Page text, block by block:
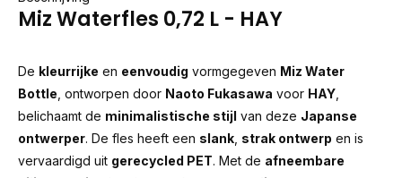
Miz Waterfles 0,72 L - HAY
De kleurrijke en eenvoudig vormgegeven Miz Water
Bottle , ontworpen door Naoto Fukasawa voor HAY
belichaamt de minimalistische stijl van deze Japanse
ontwerper. De fles heeft een slank strak ontwerp en is
vervaardigd uit gerecycled PET. Met de afneembare